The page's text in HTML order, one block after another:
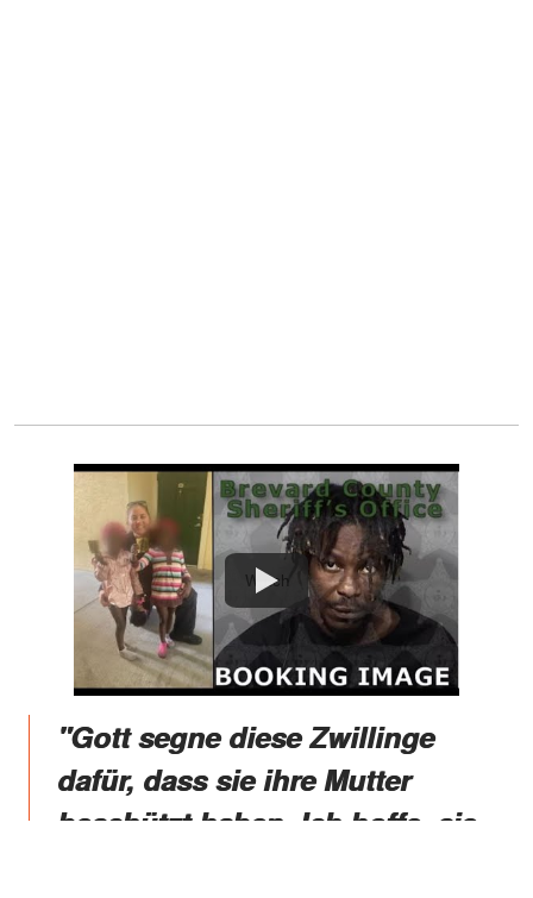
Watch
"Gott segne diese Zwillinge
dafür, dass sie ihre Mutter
beschützt haben. Ich hoffe, sie